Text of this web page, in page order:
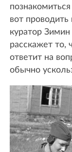
вот
куратор
расскажет то,
ответит на
обычно